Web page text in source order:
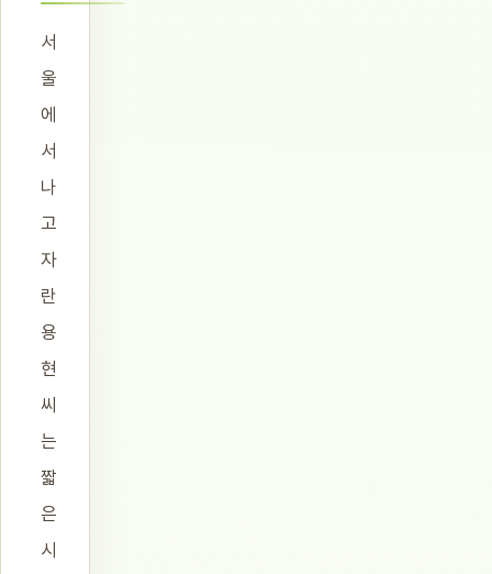
서
울
에
서
나
고
자
란
용
현
씨
는
짧
은
시